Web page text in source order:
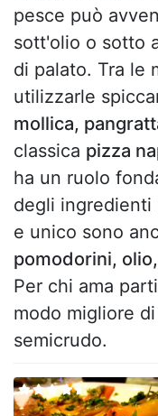
pesce può
sott'olio o sotto
di palato. Tra le
utilizzarle
mollica,
classica pizza
ha un ruolo
degli ingredienti
e unico sono
pomodorini,
Per chi ama
modo migliore
semicrudo.